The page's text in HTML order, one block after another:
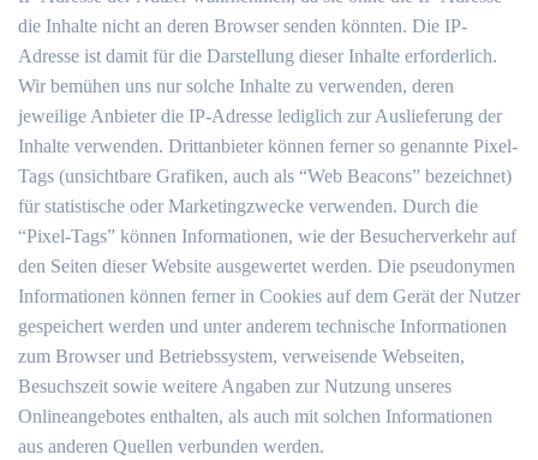
die Inhalte nicht an deren Browser senden könnten. Die IP-
Adresse ist damit für die Darstellung dieser Inhalte erforderlich.
Wir bemühen uns nur solche Inhalte zu verwenden, deren
jeweilige Anbieter die IP-Adresse lediglich zur Auslieferung der
Inhalte verwenden. Drittanbieter können ferner so genannte Pixel-
Tags (unsichtbare Grafiken, auch als “Web Beacons” bezeichnet)
für statistische oder Marketingzwecke verwenden. Durch die
“Pixel-Tags” können Informationen, wie der Besucherverkehr auf
den Seiten dieser Website ausgewertet werden. Die pseudonymen
Informationen können ferner in Cookies auf dem Gerät der Nutzer
gespeichert werden und unter anderem technische Informationen
zum Browser und Betriebssystem, verweisende Webseiten,
Besuchszeit sowie weitere Angaben zur Nutzung unseres
Onlineangebotes enthalten, als auch mit solchen Informationen
aus anderen Quellen verbunden werden.